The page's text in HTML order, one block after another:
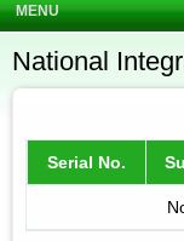
MENU
National
Serial No.